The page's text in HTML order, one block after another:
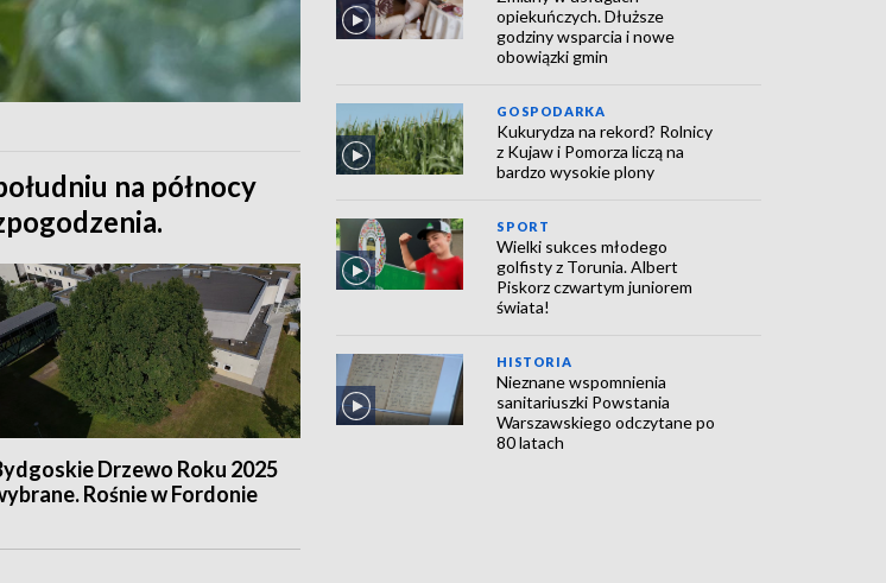
na północy
Drzewo Roku 2025
Rośnie w Fordonie
opiekuńczych. Dłuższe
godziny wsparcia i nowe
obowiązki gmin
GOSPODARKA
Kukurydza na rekord? Rolnicy
z Kujaw i Pomorza liczą na
bardzo wysokie plony
SPORT
Wielki sukces młodego
golfisty z Torunia. Albert
Piskorz czwartym juniorem
świata!
HISTORIA
Nieznane wspomnienia
sanitariuszki Powstania
Warszawskiego odczytane po
80 latach